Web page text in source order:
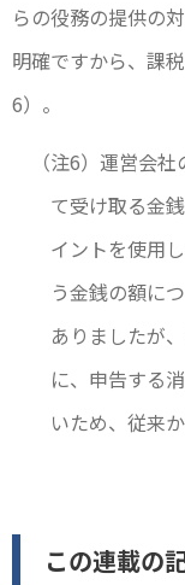
らの役務の提供の
明確ですから、課
6）。
（注6）運営会社
て受け取る金
イントを使用
う金銭の額に
ありましたが
に、申告する
いため、従来
この連載の